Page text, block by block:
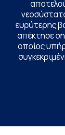
ευρύτερης
απέκτησε
οποίος